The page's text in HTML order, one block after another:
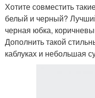
Хотите совместить
белый и черный?
черная юбка,
Дополнить такой
каблуках и небольшая